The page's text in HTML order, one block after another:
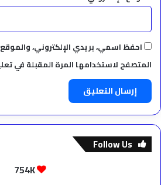
احفظ اسمي، بريدي الإلكتروني،
المتصفح لاستخدامها المرة المقبلة في
Follow Us
754K